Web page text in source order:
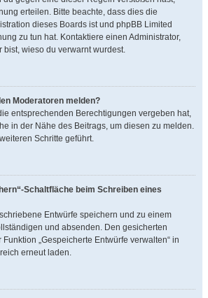
erteilen. Bitte beachte, dass dies die
dieses Boards ist und phpBB Limited
zu tun hat. Kontaktiere einen Administrator,
bist, wieso du verwarnt wurdest.
Moderatoren melden?
entsprechenden Berechtigungen vergeben hat,
in der Nähe des Beitrags, um diesen zu melden.
Schritte geführt.
Schaltfläche beim Schreiben eines
Entwürfe speichern und zu einem
und absenden. Den gesicherten
„Gespeicherte Entwürfe verwalten“ in
erneut laden.